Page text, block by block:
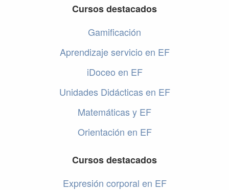
Cursos destacados
Gamificación
Aprendizaje servicio en EF
iDoceo en EF
Unidades Didácticas en EF
Matemáticas y EF
Orientación en EF
Cursos destacados
Expresión corporal en EF